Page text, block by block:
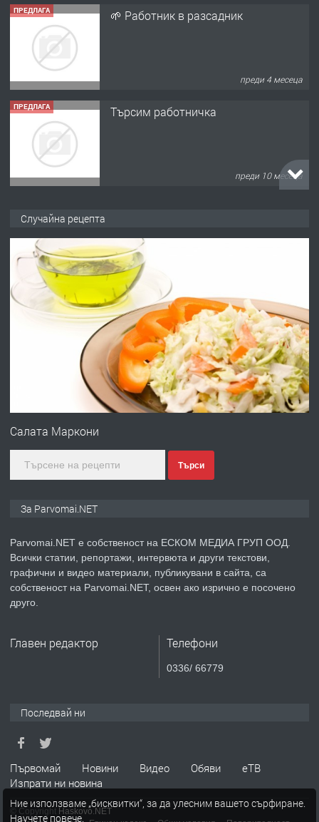
ПРЕДЛАГА Търсим работничка
преди 10 месеца
ПРЕДЛАГА
Продава употребявани чисти и
преди 1 година
ПРЕДЛАГА
Първи поход "По стъпките на Ангел
Войвода"
преди 1 година
Монтажник на малки детайли за
преди 1 година
ПРЕДЛАГА
Продавам апартамент - гр.
ПРЕДЛАГА
Търсим работник за работа в
разсадник
Случайна рецепта
Салата Маркони
Търси
За Parvomai.NET
Parvomai.NET е собственост на ЕСКОМ МЕДИА ГРУП ООД.
Всички статии, репортажи, интервюта и други текстови,
графични и видео материали, публикувани в сайта, са
собственост на Parvomai.NET, освен ако изрично е посочено
друго.
Главен редактор Телефони
0336/ 66779
Последвай ни
Първомай Новини Видео Обяви
еТВ
Изпрати ни новина
© Copyright Haskovo.NET
Ние използваме „бисквитки“, за да улесним вашето сърфиране.
Научете повече.